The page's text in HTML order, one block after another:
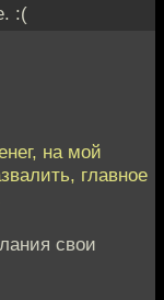
:(
на мой
главное
свои